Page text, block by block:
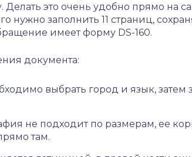
Делать это очень удобно прямо на
нужно заполнить 11 страниц,
имеет форму DS-160.
документа:
выбрать город и язык, затем
не подходит по размерам, ее
там.